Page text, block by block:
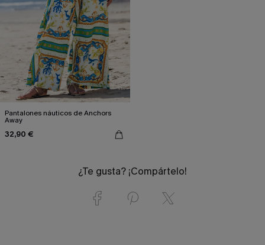
Pantalones náuticos de Anchors
Away
32,90 €
¿Te gusta? ¡Compártelo!